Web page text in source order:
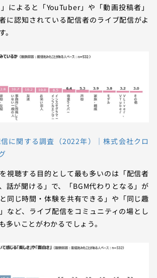
によると「YouTuber」や「動画投稿者」
に認知されている配信者のライブ配信がよ
に関する調査（2022年）｜株式会社クロ
視聴する目的として最も多いのは「配信者
話が聞ける」で、「BGM代わりとなる」が
同じ時間・体験を共有できる」や「同じ趣
など、ライブ配信をコミュニティの場とし
多いことがわかるでしょう。